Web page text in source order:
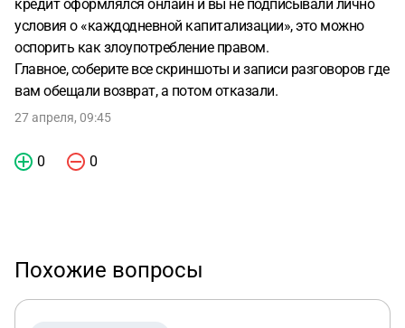
кредит оформлялся онлайн и вы не подписывали лично
условия о «каждодневной капитализации», это можно
оспорить как злоупотребление правом.
Главное, соберите все скриншоты и записи разговоров где
вам обещали возврат, а потом отказали.
27 апреля, 09:45
0 0
Похожие вопросы